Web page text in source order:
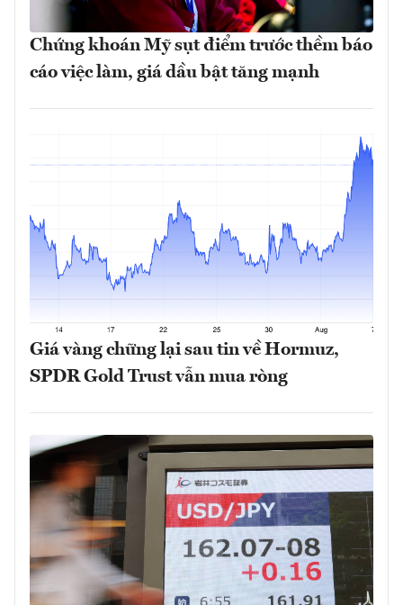
Chứng khoán Mỹ sụt điểm trước thềm báo
cáo việc làm, giá dầu bật tăng mạnh
Giá vàng chững lại sau tin về Hormuz,
SPDR Gold Trust vẫn mua ròng